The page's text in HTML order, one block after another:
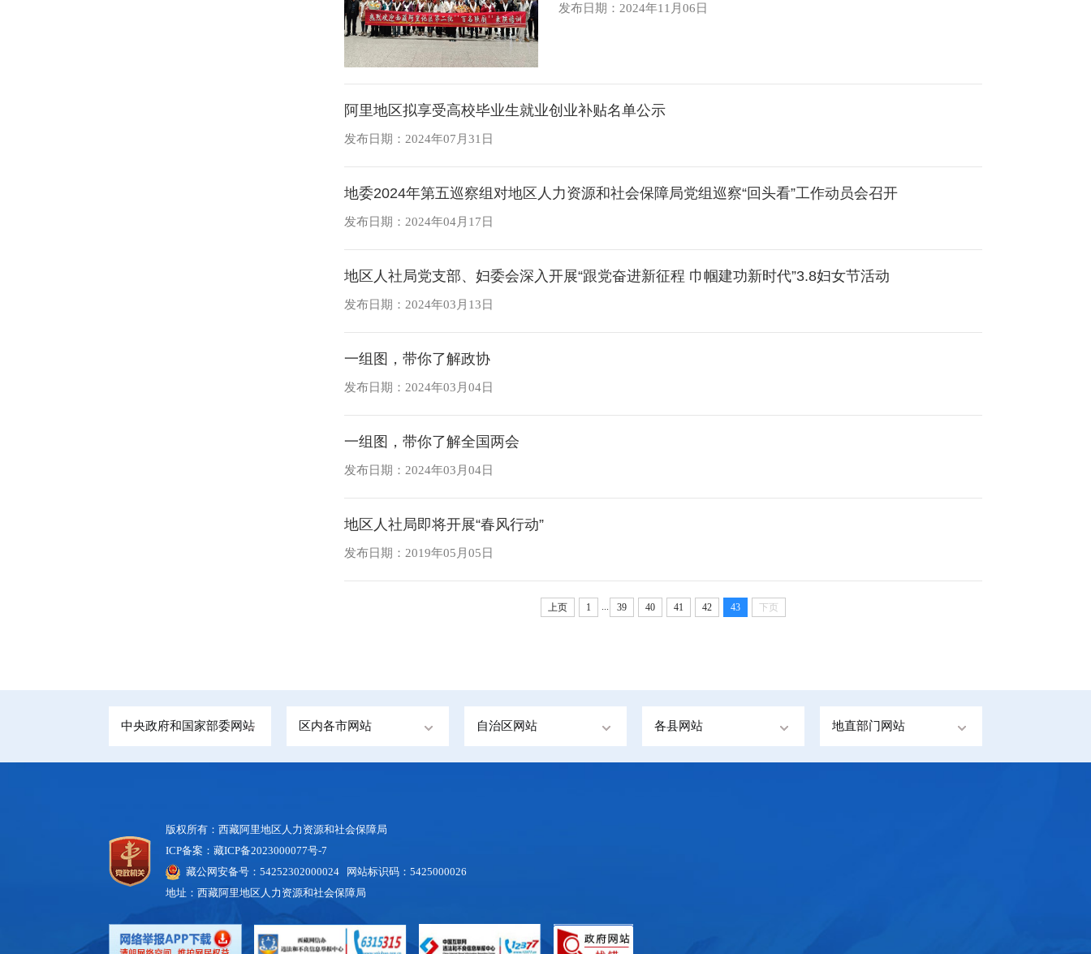
发布日期：2024年11月06日
阿里地区拟享受高校毕业生就业创业补贴名单公示
发布日期：2024年07月31日
地委2024年第五巡察组对地区人力资源和社会保障局党组巡察“回头看”工作动员会召开
发布日期：2024年04月17日
地区人社局党支部、妇委会深入开展“跟党奋进新征程 巾帼建功新时代”3.8妇女节活动
发布日期：2024年03月13日
一组图，带你了解政协
发布日期：2024年03月04日
一组图，带你了解全国两会
发布日期：2024年03月04日
地区人社局即将开展“春风行动”
发布日期：2019年05月05日
上页 1 39 40 41 42 43 下页
中央政府和国家部委网站 区内各市网站 自治区网站 各县网站 地直部门网站
版权所有：西藏阿里地区人力资源和社会保障局
ICP备案：藏ICP备2023000077号-7
藏公网安备号：54252302000024 网站标识码：5425000026
地址：西藏阿里地区人力资源和社会保障局